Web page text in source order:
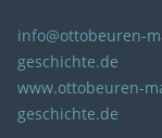
info@ottobeuren-
geschichte.de
www.ottobeuren-
geschichte.de